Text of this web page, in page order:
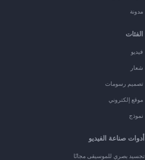
مدونة
الفئات
فيديو
شعار
تصميم رسومات
موقع إلكتروني
نموذج
أدوات صناعة الفيديو
تجسيد بصري للموسيقى مجانًا